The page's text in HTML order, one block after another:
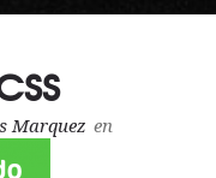
Marquez en